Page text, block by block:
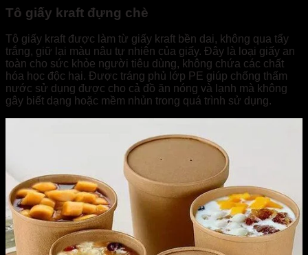
Tô giấy kraft đựng chè
Tô giấy kraft được làm từ giấy kraft bền dai, không qua tẩy
trắng, giữ lại màu nâu tự nhiên của giấy. Đây là loại giấy an
toàn cho sức khỏe người tiêu dùng, không chứa các chất
hóa học độc hại. Được tráng phủ lớp PE giúp chống thấm
nước sử dụng được cho cả đồ ăn nóng và lạnh mà không
gây biết dạng hoặc mềm nhủn trong quá trình sử dụng.